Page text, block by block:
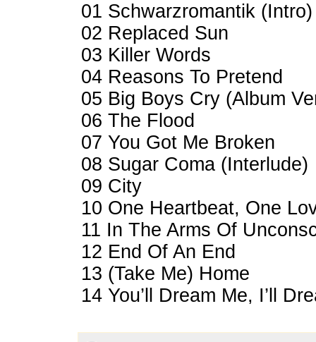
01 Schwarzromantik (Intro)
02 Replaced Sun
03 Killer Words
04 Reasons To Pretend
05 Big Boys Cry (Album
06 The Flood
07 You Got Me Broken
08 Sugar Coma (Interlude)
09 City
10 One Heartbeat, One
11 In The Arms Of
12 End Of An End
13 (Take Me) Home
14 You’ll Dream Me, I’ll